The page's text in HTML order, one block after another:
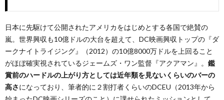
日本に先駆けて公開されたアメリカをはじめとする各国で絶賛の
嵐。世界興収も10億ドルの大台を超えて、DC映画興収トップの『ダ
ークナイトライジング』（2012）の10億8000万ドルを上回ること
がほぼ確実視されているジェームズ・ワン監督『アクアマン』。 鑑
賞前のハードルの上がり方としては近年類を見ないくらいのバーの
高さになっており、筆者的に２割打者くらいのDCEU（2013年から